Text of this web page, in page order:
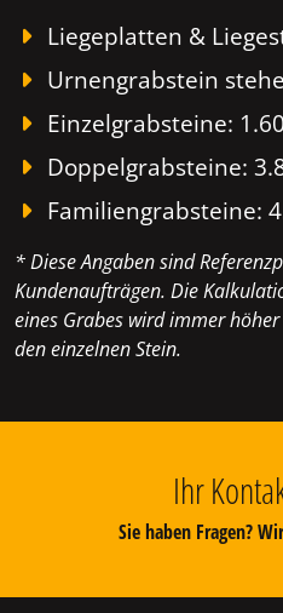
Liegeplatten &
Urnengrabstein
Einzelgrabsteine:
Doppelgrabsteine:
Familiengrabsteine:
* Diese Angaben sind
Kundenaufträgen. Die
eines Grabes wird immer
den einzelnen Stein.
Ihr
Sie haben Fragen?